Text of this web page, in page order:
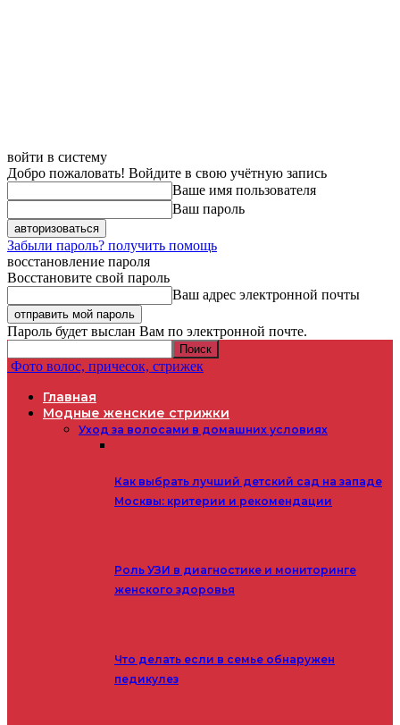
войти в систему
Добро пожаловать! Войдите в свою учётную запись
Ваше имя пользователя
Ваш пароль
Забыли пароль? получить помощь
восстановление пароля
Восстановите свой пароль
Ваш адрес электронной почты
Пароль будет выслан Вам по электронной почте.
Фото волос, причесок, стрижек
Главная
Модные женские стрижки
Уход за волосами в домашних условиях
Как выбрать лучший детский сад на западе
Москвы: критерии и рекомендации
Роль УЗИ в диагностике и мониторинге
женского здоровья
Что делать если в семье обнаружен
педикулез